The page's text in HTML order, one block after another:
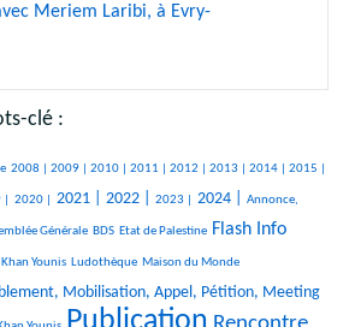
Meriem Laribi, à Evry-
clé :
2008 |2009 |2010 |2011 |2012 |2013 |2014 |2015 |
2020 | 2021 | 2022 | 2023 | 2024 | Annonce,
Générale BDS Etat de Palestine Flash Info
Younis Ludothèque Maison du Monde
Mobilisation, Appel, Pétition, Meeting